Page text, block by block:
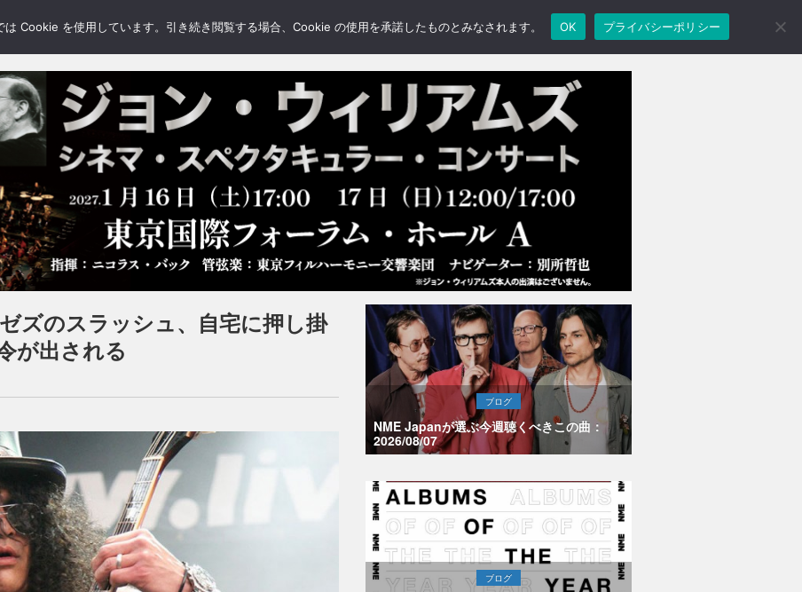
BLOGS FEATURE
ズのスラッシュ、自宅に押し掛
が出される
ブログ
NME Japanが選ぶ今週聴くべきこの曲：
2026/08/07
ブログ
Cookie を使用しています。引き続き閲覧する場合、Cookie の使用を承諾したものとみなされます。 OK プライバシーポリシー